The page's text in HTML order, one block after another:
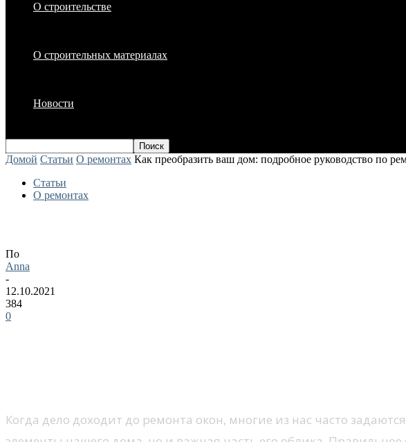
О строительстве
О строительных материалах
Новости
Домой Статьи О ремонтах Как преобразить ваш дом: подробное руководство по
Статьи
О ремонтах
По
Anna
-
12.10.2021
384
0
Когда дело доходит до ремонта окон, многие из нас часто